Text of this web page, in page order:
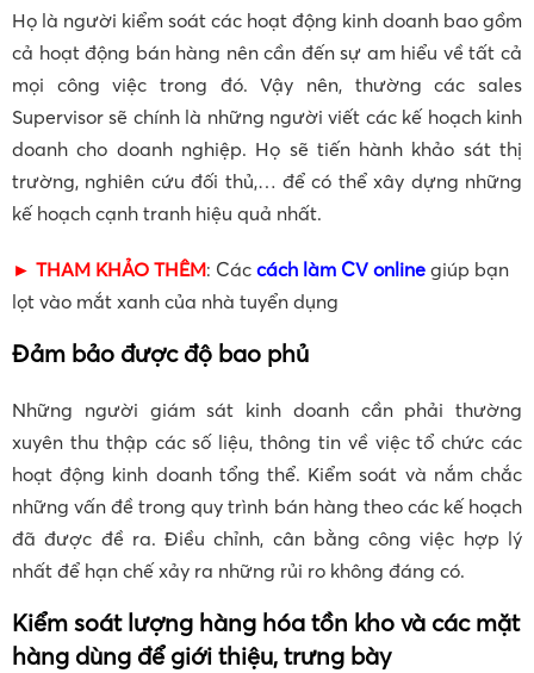
Họ là người kiểm soát các hoạt động kinh doanh bao gồm
cả hoạt động bán hàng nên cần đến sự am hiểu về tất cả
mọi công việc trong đó. Vậy nên, thường các sales
Supervisor sẽ chính là những người viết các kế hoạch kinh
doanh cho doanh nghiệp. Họ sẽ tiến hành khảo sát thị
trường, nghiên cứu đối thủ,… để có thể xây dựng những
kế hoạch cạnh tranh hiệu quả nhất.
► THAM KHẢO THÊM: Các cách làm CV online giúp bạn
lọt vào mắt xanh của nhà tuyển dụng
Đảm bảo được độ bao phủ
Những người giám sát kinh doanh cần phải thường
xuyên thu thập các số liệu, thông tin về việc tổ chức các
hoạt động kinh doanh tổng thể. Kiểm soát và nắm chắc
những vấn đề trong quy trình bán hàng theo các kế hoạch
đã được đề ra. Điều chỉnh, cân bằng công việc hợp lý
nhất để hạn chế xảy ra những rủi ro không đáng có.
Kiểm soát lượng hàng hóa tồn kho và các mặt
hàng dùng để giới thiệu, trưng bày